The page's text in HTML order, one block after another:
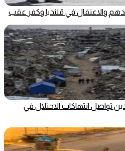
والاعتقال في قلنديا وكفر عقب
تواصل انتهاكات الاحتلال في